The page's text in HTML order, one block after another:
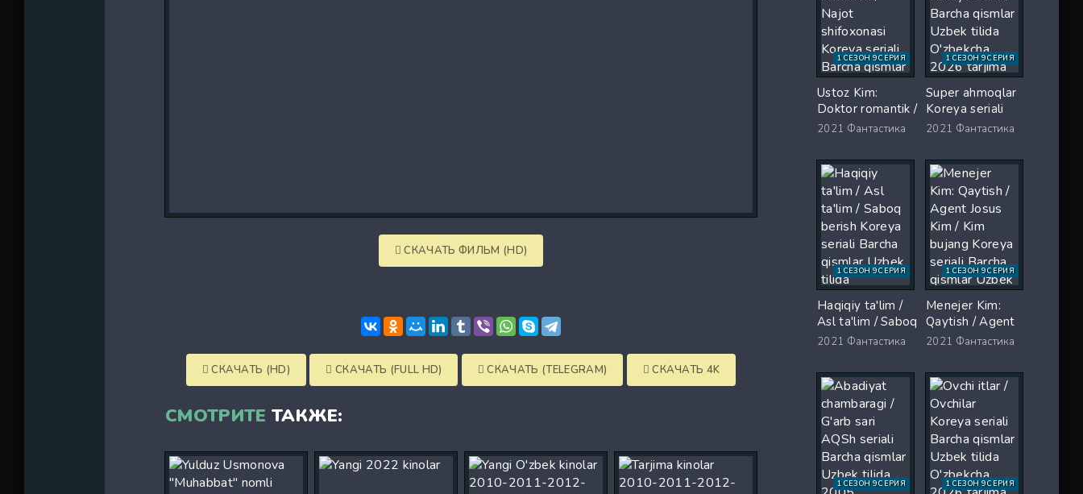
СКАЧАТЬ ФИЛЬМ (HD)
СКАЧАТЬ (HD) СКАЧАТЬ (FULL HD) СКАЧАТЬ (TELEGRAM) СКАЧАТЬ 4K
СМОТРИТЕ ТАКЖЕ:
1 СЕЗОН 9 СЕРИЯ
Ustoz Kim:
Doktor romantik /
Najot shifoxonasi
Barcha qismlar
Uzbek tilida 2026
O'zbekcha tarjima
kino Full HD tas-
ix skachat
2021 Фантастика
1 СЕЗОН 9 СЕРИЯ
Super ahmoqlar
Koreya seriali
Barcha qismlar
O'zbekcha 2026
tarjima serial Full
HD tas-ix
skachat
2021 Фантастика
1 СЕЗОН 9 СЕРИЯ
Haqiqiy ta'lim /
Asl ta'lim / Saboq
berish Koreya
qismlar Uzbek
tilida O'zbekcha
2026 tarjima Full
HD tas-ix
skachat
2021 Фантастика
1 СЕЗОН 9 СЕРИЯ
Menejer Kim:
Qaytish / Agent
Josus Kim / Kim
seriali Barcha
qismlar Uzbek
tilida 2026
tarjima serial Full
HD skachat
2021 Фантастика
1 СЕЗОН 9 СЕРИЯ 1 СЕЗОН 9 СЕРИЯ